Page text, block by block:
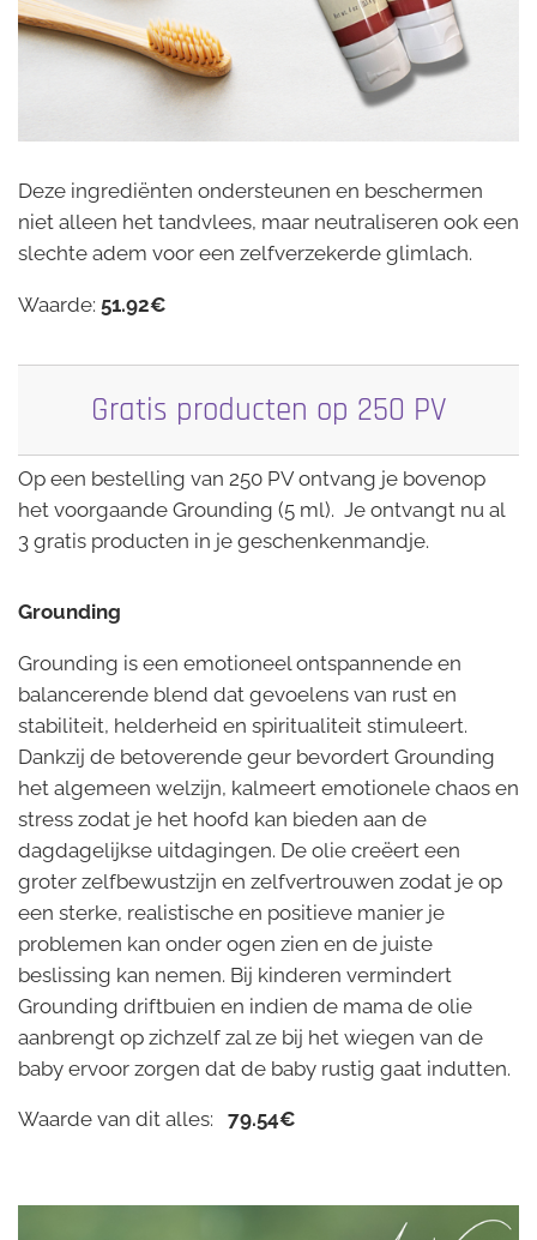
Deze ingrediënten ondersteunen en beschermen
niet alleen het tandvlees, maar neutraliseren ook een
slechte adem voor een zelfverzekerde glimlach.
Waarde: 51.92€
Gratis producten op 250 PV
Op een bestelling van 250 PV ontvang je bovenop
het voorgaande Grounding (5 ml). Je ontvangt nu al
3 gratis producten in je geschenkenmandje.
Grounding
Grounding is een emotioneel ontspannende en
balancerende blend dat gevoelens van rust en
stabiliteit, helderheid en spiritualiteit stimuleert.
Dankzij de betoverende geur bevordert Grounding
het algemeen welzijn, kalmeert emotionele chaos en
stress zodat je het hoofd kan bieden aan de
dagdagelijkse uitdagingen. De olie creëert een
groter zelfbewustzijn en zelfvertrouwen zodat je op
een sterke, realistische en positieve manier je
problemen kan onder ogen zien en de juiste
beslissing kan nemen. Bij kinderen vermindert
Grounding driftbuien en indien de mama de olie
aanbrengt op zichzelf zal ze bij het wiegen van de
baby ervoor zorgen dat de baby rustig gaat indutten.
Waarde van dit alles: 79.54€